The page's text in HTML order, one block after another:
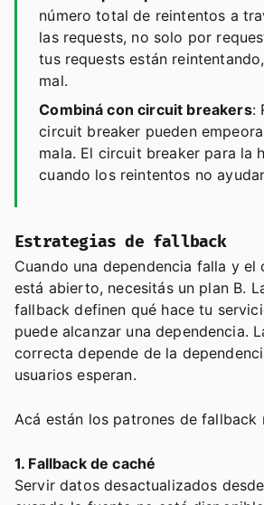
número total de reintentos a
las requests, no solo por
tus requests están
mal.
Combiná con circuit breakers:
circuit breaker pueden
mala. El circuit breaker para la
cuando los reintentos no
Estrategias de fallback
Cuando una dependencia falla y
está abierto, necesitás un plan B.
fallback definen qué hace tu
puede alcanzar una dependencia.
correcta depende de la
usuarios esperan.
Acá están los patrones de fallback
1. Fallback de caché
Servir datos desactualizados